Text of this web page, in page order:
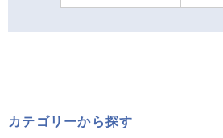
カテゴリーから探す